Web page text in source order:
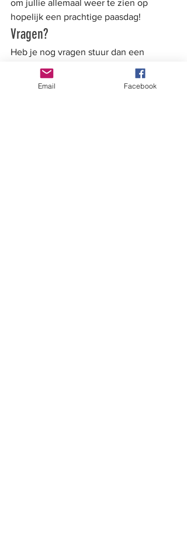
om jullie allemaal weer te zien op
hopelijk een prachtige paasdag!
Vragen?
Heb je nog vragen stuur dan een
bericht naar
info@platformsimonstevin.nl
en
Email Facebook